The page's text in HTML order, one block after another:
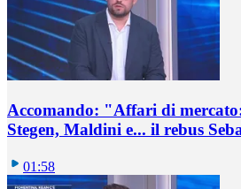
Accomando: "Affari di
Stegen, Maldini e... il rebus
01:58